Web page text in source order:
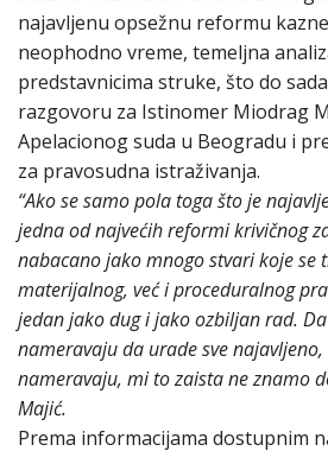
najavljenu opsežnu reformu
neophodno vreme, temeljna
predstavnicima struke, što do
razgovoru za Istinomer Miodrag
Apelacionog suda u Beogradu i
za pravosudna istraživanja.
“Ako se samo pola toga što je
jedna od najvećih reformi krivičnog
nabacano jako mnogo stvari koje se
materijalnog, već i proceduralnog
jedan jako dug i jako ozbiljan rad.
nameravaju da urade sve
nameravaju, mi to zaista ne znamo
Majić.
Prema informacijama dostupnim